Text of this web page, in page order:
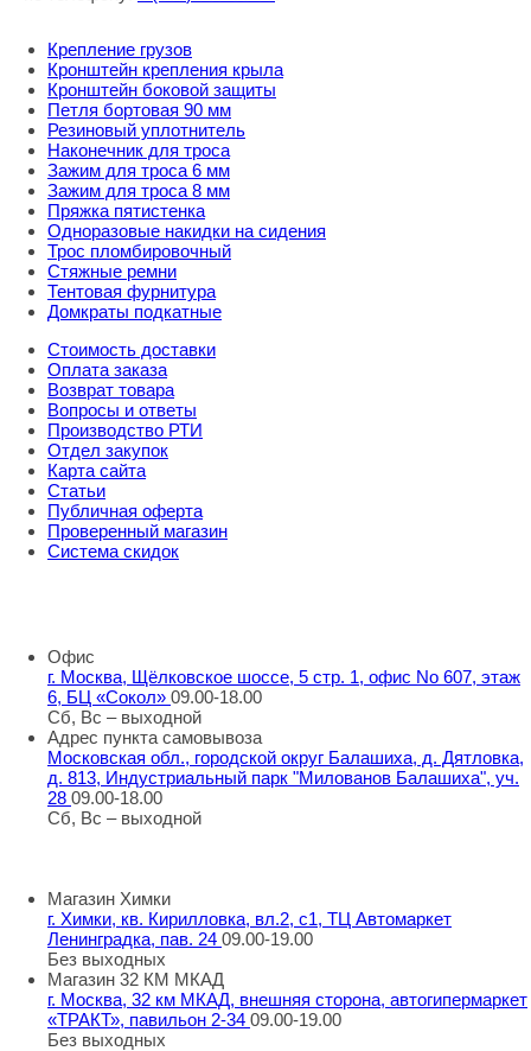
Крепление грузов
Кронштейн крепления крыла
Кронштейн боковой защиты
Петля бортовая 90 мм
Резиновый уплотнитель
Наконечник для троса
Зажим для троса 6 мм
Зажим для троса 8 мм
Пряжка пятистенка
Одноразовые накидки на сидения
Трос пломбировочный
Стяжные ремни
Тентовая фурнитура
Домкраты подкатные
Стоимость доставки
Оплата заказа
Возврат товара
Вопросы и ответы
Производство РТИ
Отдел закупок
Карта сайта
Статьи
Публичная оферта
Проверенный магазин
Система скидок
Офис
г. Москва, Щёлковское шоссе, 5 стр. 1, офис No 607, этаж
6, БЦ «Сокол» 09.00-18.00
Сб, Вс – выходной
Адрес пункта самовывоза
Московская обл., городской округ Балашиха, д. Дятловка,
д. 813, Индустриальный парк "Милованов Балашиха", уч.
28 09.00-18.00
Сб, Вс – выходной
Магазин Химки
г. Химки, кв. Кирилловка, вл.2, с1, ТЦ Автомаркет
Ленинградка, пав. 24 09.00-19.00
Без выходных
Магазин 32 КМ МКАД
г. Москва, 32 км МКАД, внешняя сторона, автогипермаркет
«ТРАКТ», павильон 2-34 09.00-19.00
Без выходных